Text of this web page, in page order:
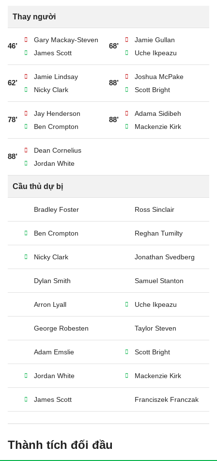
Thay người
46’
Gary Mackay-Steven
James Scott
68’
Jamie Gullan
Uche Ikpeazu
62’
Jamie Lindsay
Nicky Clark
88’
Joshua McPake
Scott Bright
78’
Jay Henderson
Ben Crompton
88’
Adama Sidibeh
Mackenzie Kirk
88’
Dean Cornelius
Jordan White
Cầu thủ dự bị
Bradley Foster Ross Sinclair
Ben Crompton Reghan Tumilty
Nicky Clark Jonathan Svedberg
Dylan Smith Samuel Stanton
Arron Lyall Uche Ikpeazu
George Robesten Taylor Steven
Adam Emslie Scott Bright
Jordan White Mackenzie Kirk
James Scott Franciszek Franczak
Thành tích đối đầu